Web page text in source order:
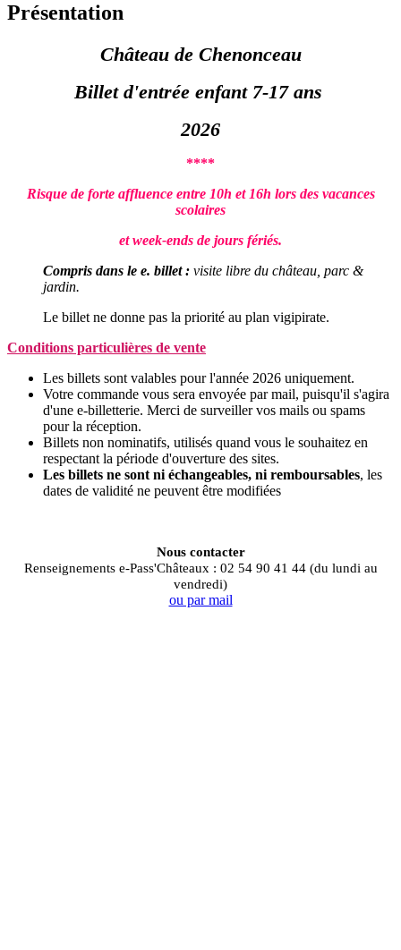
Présentation
Château de Chenonceau
Billet d'entrée enfant 7-17 ans
2026
****
Risque de forte affluence entre 10h et 16h lors des vacances
scolaires
et week-ends de jours fériés.
Compris dans le e. billet : visite libre du château, parc &
jardin.
Le billet ne donne pas la priorité au plan vigipirate.
Conditions particulières de vente
Les billets sont valables pour l'année 2026 uniquement.
Votre commande vous sera envoyée par mail, puisqu'il s'agira
d'une e-billetterie. Merci de surveiller vos mails ou spams
pour la réception.
Billets non nominatifs, utilisés quand vous le souhaitez en
respectant la période d'ouverture des sites.
Les billets ne sont ni échangeables, ni remboursables, les
dates de validité ne peuvent être modifiées
Nous contacter
Renseignements e-Pass'Châteaux : 02 54 90 41 44 (du lundi au
vendredi)
ou par mail